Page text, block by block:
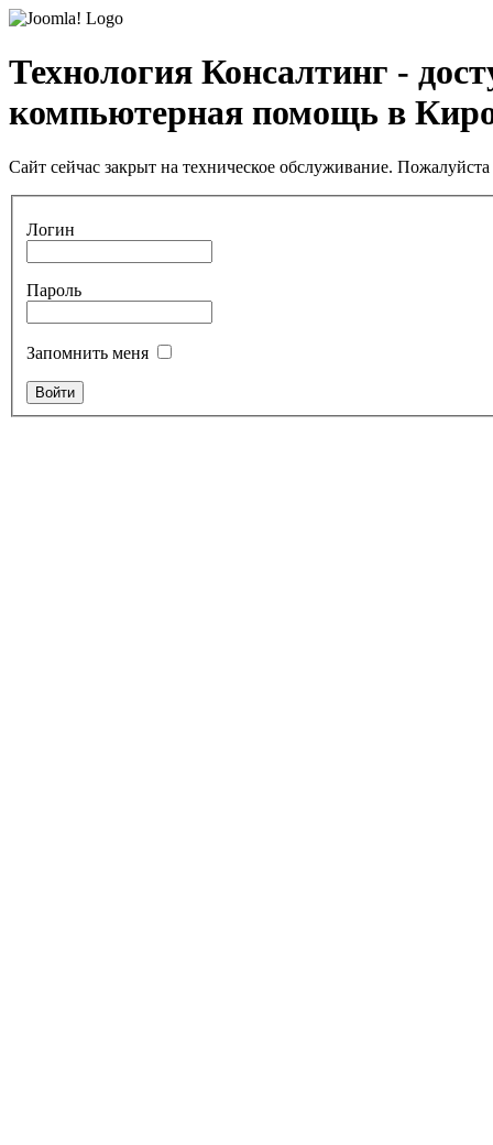
Технология Консалтинг -
компьютерная помощь в
Сайт сейчас закрыт на техническое обслуживание.
Логин
Пароль
Запомнить меня